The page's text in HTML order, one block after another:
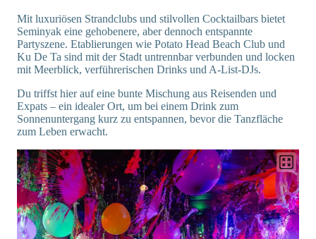
Mit luxuriösen Strandclubs und stilvollen Cocktailbars bietet
Seminyak eine gehobenere, aber dennoch entspannte
Partyszene. Etablierungen wie Potato Head Beach Club und
Ku De Ta sind mit der Stadt untrennbar verbunden und locken
mit Meerblick, verführerischen Drinks und A-List-DJs.
Du triffst hier auf eine bunte Mischung aus Reisenden und
Expats – ein idealer Ort, um bei einem Drink zum
Sonnenuntergang kurz zu entspannen, bevor die Tanzfläche
zum Leben erwacht.